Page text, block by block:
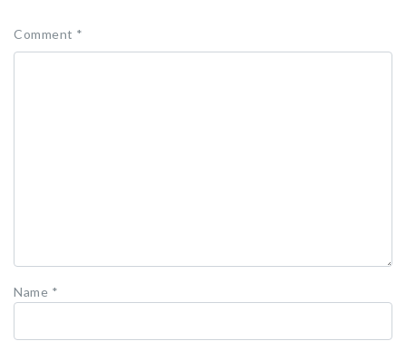
Comment *
Name *